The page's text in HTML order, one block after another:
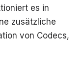
es in
zusätzliche
von Codecs,